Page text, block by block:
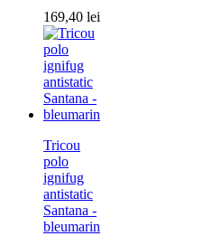
169,40 lei
Tricou
polo
ignifug
antistatic
Santana -
bleumarin